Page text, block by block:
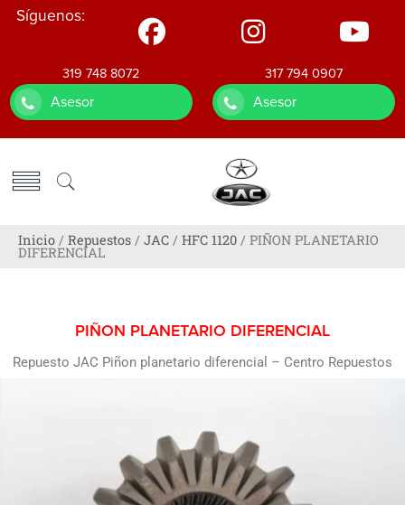
Síguenos:
319 748 8072
Asesor
317 794 0907
Asesor
Inicio / Repuestos / JAC / HFC 1120 / PIÑON PLANETARIO
DIFERENCIAL
PIÑON PLANETARIO DIFERENCIAL
Repuesto JAC Piñon planetario diferencial – Centro Repuestos